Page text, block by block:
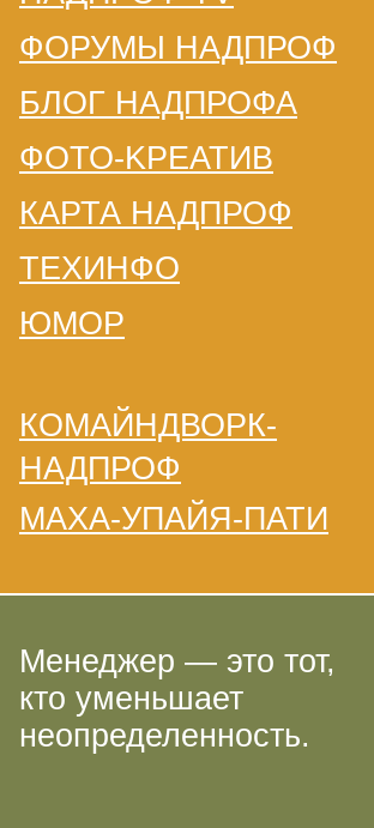
ФОРУМЫ НАДПРОФ
БЛОГ НАДПРОФА
ФОТО-KРЕАТИВ
КАРТА НАДПРОФ
ТЕХИНФО
ЮМОР
КОМАЙНДВОРК-
НАДПРОФ
МАХА-УПАЙЯ-ПАТИ
Менеджер — это тот,
кто уменьшает
неопределенность.